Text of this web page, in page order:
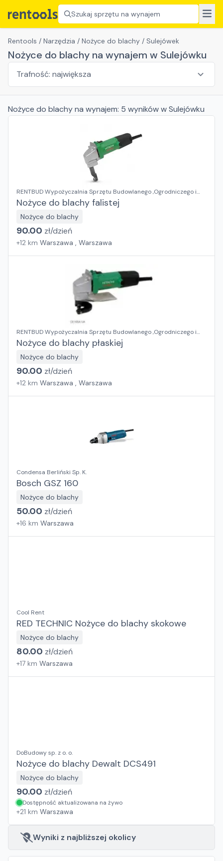
Szukaj sprzętu na wynajem
Rentools / Narzędzia / Nożyce do blachy / Sulejówek
Nożyce do blachy na wynajem w Sulejówku
Nożyce do blachyna wynajem: 5 wynikóww Sulejówku
RENTBUD Wypożyczalnia Sprzętu Budowlanego ,Ogrodniczego i
Elektronarzędzi
Nożyce do blachy falistej
Nożyce do blachy
90.00 zł/dzień
+12 km Warszawa , Warszawa
RENTBUD Wypożyczalnia Sprzętu Budowlanego ,Ogrodniczego i
Elektronarzędzi
Nożyce do blachy płaskiej
Nożyce do blachy
90.00 zł/dzień
+12 km Warszawa , Warszawa
Condensa Berliński Sp. K.
Bosch GSZ 160
Nożyce do blachy
50.00 zł/dzień
+16 km Warszawa
Cool Rent
RED TECHNIC Nożyce do blachy skokowe
Nożyce do blachy
80.00 zł/dzień
+17 km Warszawa
DoBudowy sp. z o. o.
Nożyce do blachy Dewalt DCS491
Nożyce do blachy
90.00 zł/dzień
Dostępność aktualizowana na żywo
+21 km Warszawa
Wyniki z najbliższej okolicy